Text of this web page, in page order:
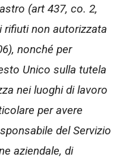
(art 437, co. 2,
rifiuti non autorizzata
nonché per
Unico sulla tutela
nei luoghi di lavoro
per avere
del Servizio
aziendale, di